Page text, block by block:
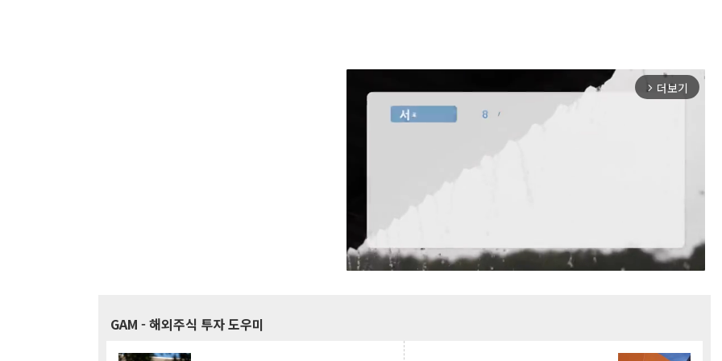
arrow_forward_ios 더보기
GAM - 해외주식 투자 도우미